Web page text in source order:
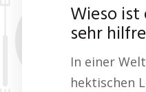
Wieso
sehr
In einer
hektischen